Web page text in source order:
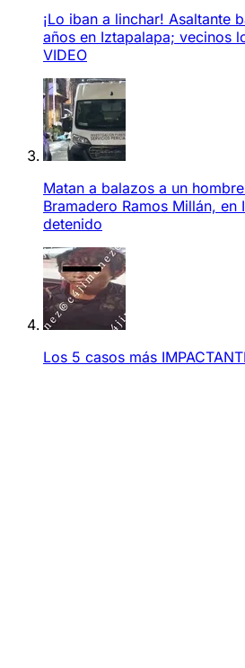
¡Lo iban a linchar! Asaltante
años en Iztapalapa; vecinos
VIDEO
Matan a balazos a un
Bramadero Ramos Millán, en
detenido
Los 5 casos más